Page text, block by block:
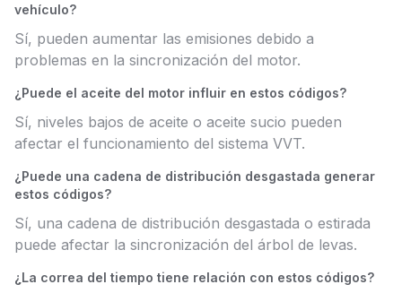
vehículo?
Sí, pueden aumentar las emisiones debido a
problemas en la sincronización del motor.
¿Puede el aceite del motor influir en estos códigos?
Sí, niveles bajos de aceite o aceite sucio pueden
afectar el funcionamiento del sistema VVT.
¿Puede una cadena de distribución desgastada generar
estos códigos?
Sí, una cadena de distribución desgastada o estirada
puede afectar la sincronización del árbol de levas.
¿La correa del tiempo tiene relación con estos códigos?